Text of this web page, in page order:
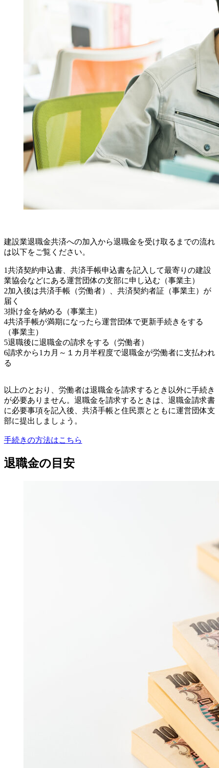
建設業退職金共済への加入から退職金を受け取るまでの流れ
は以下をご覧ください。
1共済契約申込書、共済手帳申込書を記入して最寄りの建設
業協会などにある運営団体の支部に申し込む（事業主）
2加入後は共済手帳（労働者）、共済契約者証（事業主）が
届く
3掛け金を納める（事業主）
4共済手帳が満期になったら運営団体で更新手続きをする
（事業主）
5退職後に退職金の請求をする（労働者）
6請求から1カ月～１カ月半程度で退職金が労働者に支払われ
る
以上のとおり、労働者は退職金を請求するとき以外に手続き
が必要ありません。退職金を請求するときは、退職金請求書
に必要事項を記入後、共済手帳と住民票とともに運営団体支
部に提出しましょう。
手続きの方法はこちら
退職金の目安